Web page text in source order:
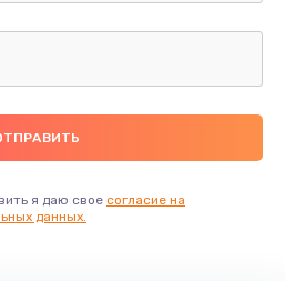
звука
флешку
руб.
я даю свое согласие на
данных.